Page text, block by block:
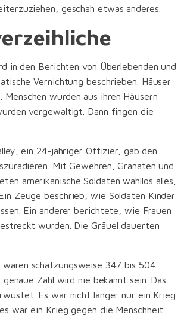
geschah etwas anderes.
in den Berichten von Überlebenden und
Vernichtung beschrieben. Häuser
wurden aus ihren Häusern
vergewaltigt. Dann fingen die
ein 24-jähriger Offizier, gab den
Mit Gewehren, Granaten und
amerikanische Soldaten wahllos alles,
Zeuge beschrieb, wie Soldaten Kinder
Ein anderer berichtete, wie Frauen
wurden. Die Gräuel dauerten
waren schätzungsweise 347 bis 504
Zahl wird nie bekannt sein. Das
Es war nicht länger nur ein Krieg
war ein Krieg gegen die Menschheit